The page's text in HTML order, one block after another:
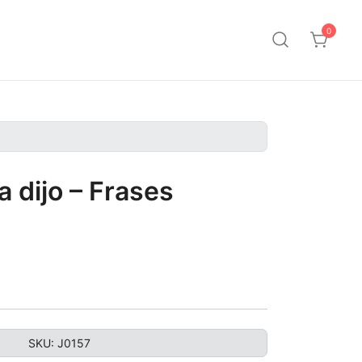
0
dijo – Frases
SKU: J0157